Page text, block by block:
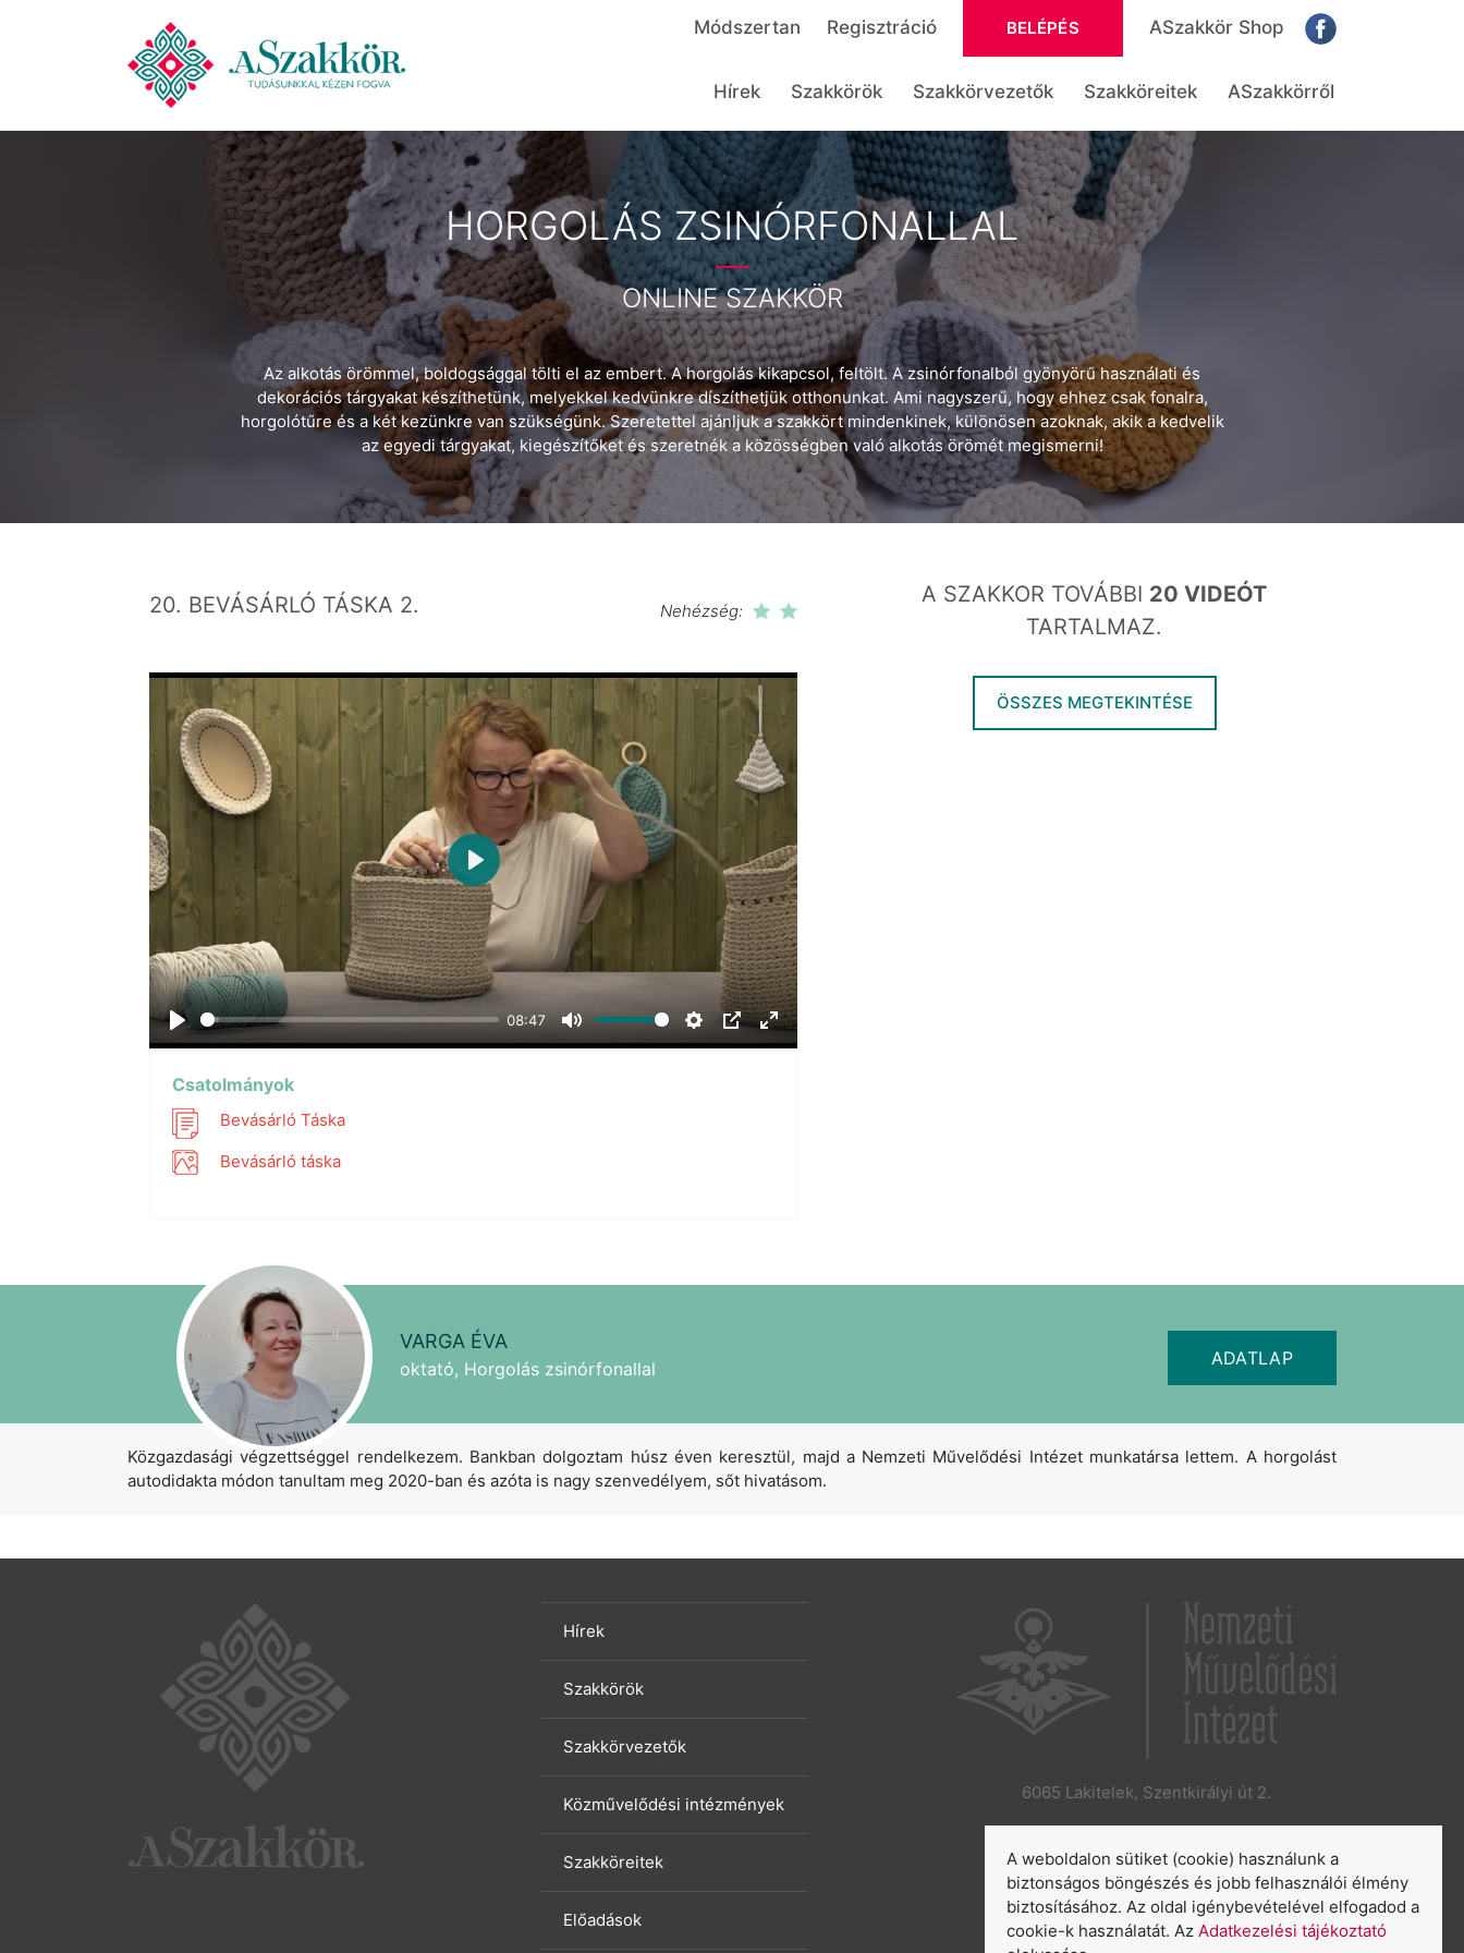
Módszertan Regisztráció BELÉPÉS ASzakkör Shop
Hírek Szakkörök Szakkörvezetők Szakköreitek ASzakkörről
HORGOLÁS ZSINÓRFONALLAL
ONLINE SZAKKÖR
Az alkotás örömmel, boldogsággal tölti el az embert. A horgolás kikapcsol, feltölt. A zsinórfonalból gyönyörű használati és
dekorációs tárgyakat készíthetünk, melyekkel kedvünkre díszíthetjük otthonunkat. Ami nagyszerű, hogy ehhez csak fonalra,
horgolótűre és a két kezünkre van szükségünk. Szeretettel ajánljuk a szakkört mindenkinek, különösen azoknak, akik a kedvelik
az egyedi tárgyakat, kiegészítőket és szeretnék a közösségben való alkotás örömét megismerni!
20. BEVÁSÁRLÓ TÁSKA 2. Nehézség:
Play
08:47
Mute Settings
PIP Enter
Play
Csatolmányok
Bevásárló Táska
Bevásárló táska
A SZAKKOR TOVÁBBI 20 VIDEÓT
TARTALMAZ.
ÖSSZES MEGTEKINTÉSE
VARGA ÉVA
oktató, Horgolás zsinórfonallal ADATLAP
Közgazdasági végzettséggel rendelkezem. Bankban dolgoztam húsz éven keresztül, majd a Nemzeti Művelődési Intézet munkatársa lettem. A horgolást
autodidakta módon tanultam meg 2020-ban és azóta is nagy szenvedélyem, sőt hivatásom.
Hírek
Szakkörök
Szakkörvezetők
Közművelődési intézmények
Szakköreitek
Előadások
6065 Lakitelek, Szentkirályi út 2.
E-mail:aszakkor@nmi.hu
E-mail:titkarsag@nmi.hu
Web:www.nmi.hu
Adatkezelési tájékoztató
Általános Szerződési Feltételek
A weboldalon sütiket (cookie) használunk a
biztonságos böngészés és jobb felhasználói élmény
biztosításához. Az oldal igénybevételével elfogadod a
cookie-k használatát. Az Adatkezelési tájékoztató